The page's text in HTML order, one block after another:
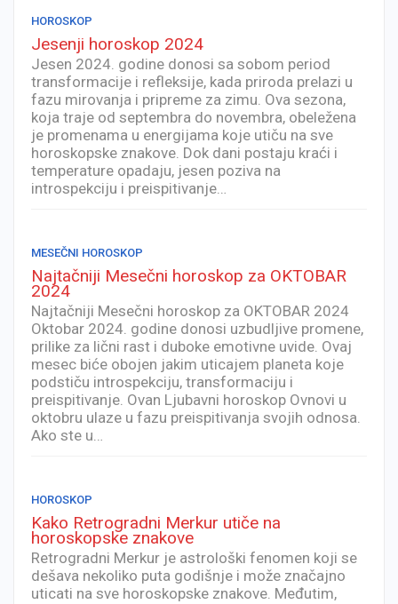
HOROSKOP
Jesenji horoskop 2024
Jesen 2024. godine donosi sa sobom period
transformacije i refleksije, kada priroda prelazi u
fazu mirovanja i pripreme za zimu. Ova sezona,
koja traje od septembra do novembra, obeležena
je promenama u energijama koje utiču na sve
horoskopske znakove. Dok dani postaju kraći i
temperature opadaju, jesen poziva na
introspekciju i preispitivanje…
MESEČNI HOROSKOP
Najtačniji Mesečni horoskop za OKTOBAR
2024
Najtačniji Mesečni horoskop za OKTOBAR 2024
Oktobar 2024. godine donosi uzbudljive promene,
prilike za lični rast i duboke emotivne uvide. Ovaj
mesec biće obojen jakim uticajem planeta koje
podstiču introspekciju, transformaciju i
preispitivanje. Ovan Ljubavni horoskop Ovnovi u
oktobru ulaze u fazu preispitivanja svojih odnosa.
Ako ste u…
HOROSKOP
Kako Retrogradni Merkur utiče na
horoskopske znakove
Retrogradni Merkur je astrološki fenomen koji se
dešava nekoliko puta godišnje i može značajno
uticati na sve horoskopske znakove. Međutim,